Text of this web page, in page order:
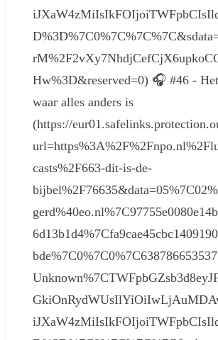
Hw%3D&reserved=0) 🎧 #46 -
waar alles anders is
(https://
casts%2F663-dit-is-de-